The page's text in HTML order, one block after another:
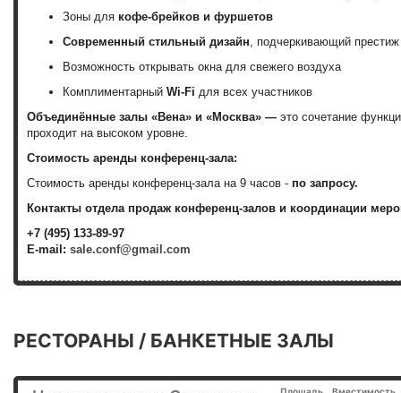
Зоны для кофе-брейков и фуршетов
Современный стильный дизайн, подчеркивающий
Возможность открывать окна для свежего воздуха
Комплиментарный Wi-Fi для всех участников
Объединённые залы «Вена» и «Москва» — это сочетание
проходит на высоком уровне.
Стоимость аренды конференц-зала:
Стоимость аренды конференц-зала на 9 часов - по запросу.
Контакты отдела продаж конференц-залов и координации
+7 (495) 133-89-97
E-mail: sale.conf@gmail.com
РЕСТОРАНЫ / БАНКЕТНЫЕ ЗАЛЫ